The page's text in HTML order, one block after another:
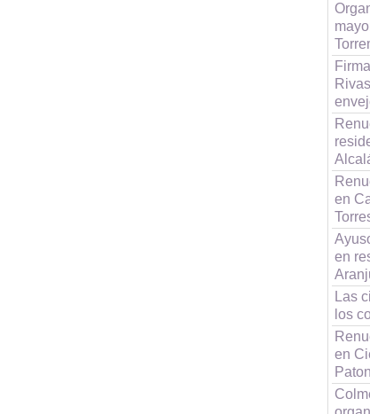
en
en
Las
los
en